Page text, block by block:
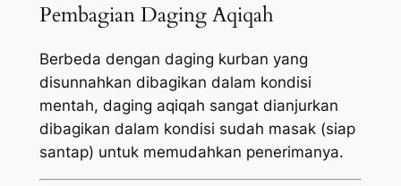
Pembagian Daging Aqiqah
Berbeda dengan daging kurban yang
disunnahkan dibagikan dalam kondisi
mentah, daging aqiqah sangat dianjurkan
dibagikan dalam kondisi sudah masak (siap
santap) untuk memudahkan penerimanya.